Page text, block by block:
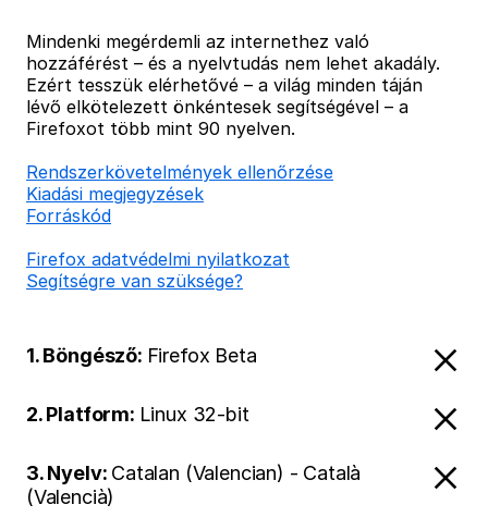
Mindenki megérdemli az internethez való
hozzáférést – és a nyelvtudás nem lehet akadály.
Ezért tesszük elérhetővé – a világ minden táján
lévő elkötelezett önkéntesek segítségével – a
Firefoxot több mint 90 nyelven.
Rendszerkövetelmények ellenőrzése
Kiadási megjegyzések
Forráskód
Firefox adatvédelmi nyilatkozat
Segítségre van szüksége?
1. Böngésző: Firefox Beta
2. Platform: Linux 32-bit
3. Nyelv: Catalan (Valencian) - Català
(Valencià)